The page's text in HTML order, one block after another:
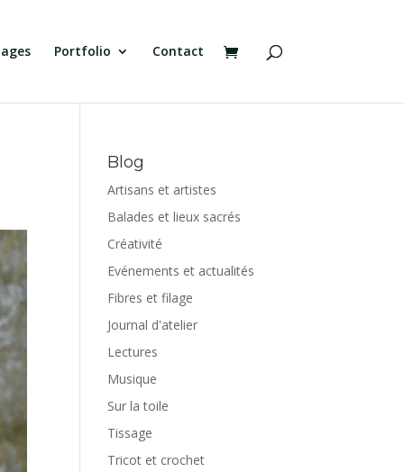
Portfolio Contact
Blog
Artisans et artistes
Balades et lieux sacrés
Créativité
Evénements et actualités
Fibres et filage
Journal d'atelier
Lectures
Musique
Sur la toile
Tissage
Tricot et crochet